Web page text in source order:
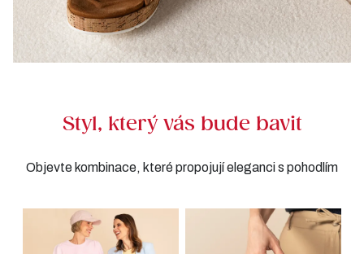
Styl, který vás bude bavit
Objevte kombinace, které propojují eleganci s pohodlím